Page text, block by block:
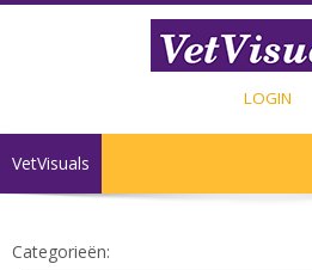
Ga naar hoofdinhoud
LOGIN
VetVisuals
Categorieën: